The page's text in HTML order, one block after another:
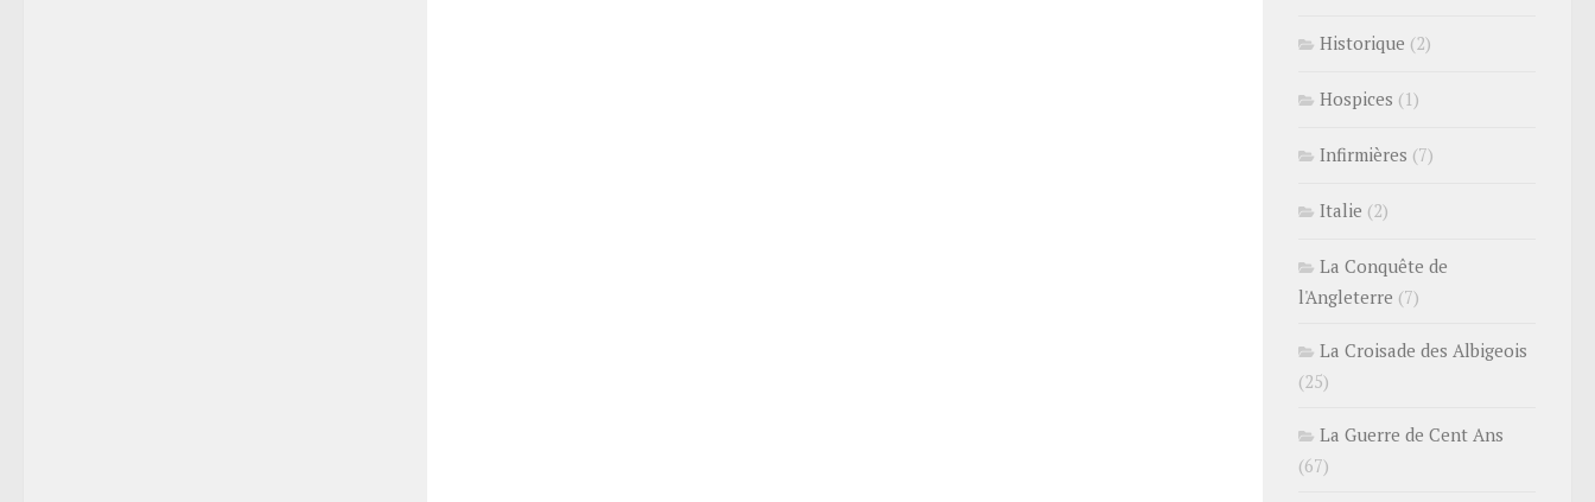
Historique (2)
Hospices (1)
Infirmières (7)
Italie (2)
La Conquête de
l'Angleterre (7)
La Croisade des Albigeois
(25)
La Guerre de Cent Ans
(67)